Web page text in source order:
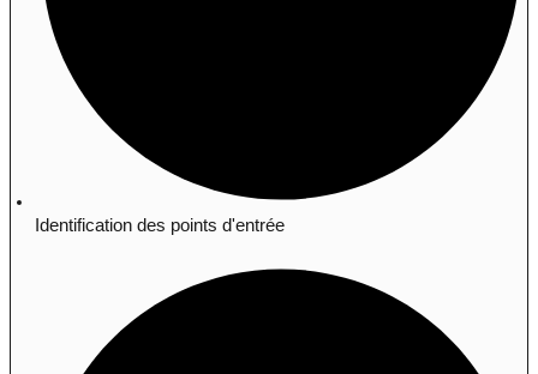
Identification des points d'entrée